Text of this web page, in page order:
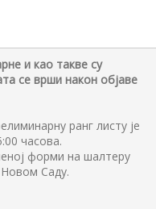
и као такве су
се врши након објаве
ранг листу је
часова.
форми на шалтеру
Саду.